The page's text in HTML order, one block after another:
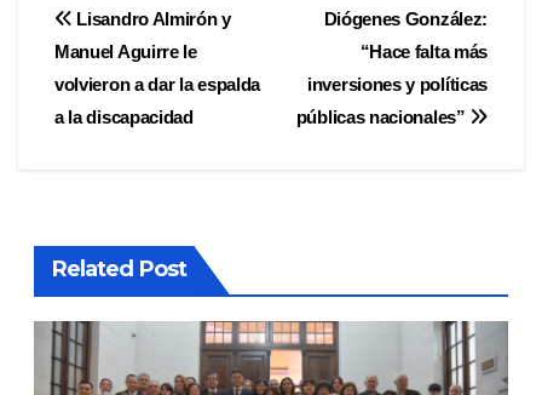
Navegación
de
entradas
Diógenes González:
“Hace falta más
inversiones y políticas
públicas nacionales”
Lisandro Almirón y
Manuel Aguirre le
volvieron a dar la espalda
a la discapacidad
Related Post